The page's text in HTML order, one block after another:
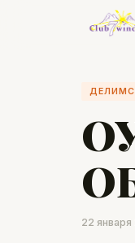
22 января